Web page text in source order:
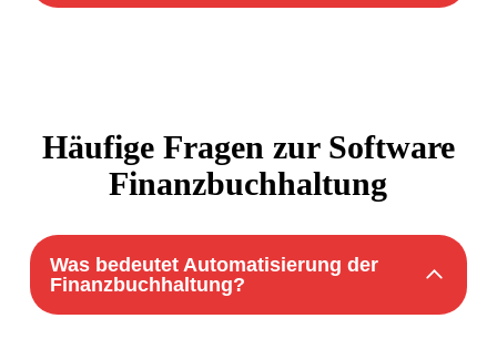
Häufige Fragen zur Software
Finanzbuchhaltung
Was bedeutet Automatisierung der
Finanzbuchhaltung?